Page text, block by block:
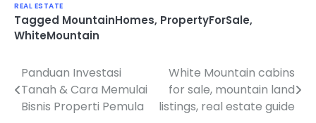
REAL ESTATE
Tagged MountainHomes, PropertyForSale,
WhiteMountain
Navigasi
pos
Panduan Investasi
Tanah & Cara Memulai
Bisnis Properti Pemula
White Mountain cabins
for sale, mountain land
listings, real estate guide